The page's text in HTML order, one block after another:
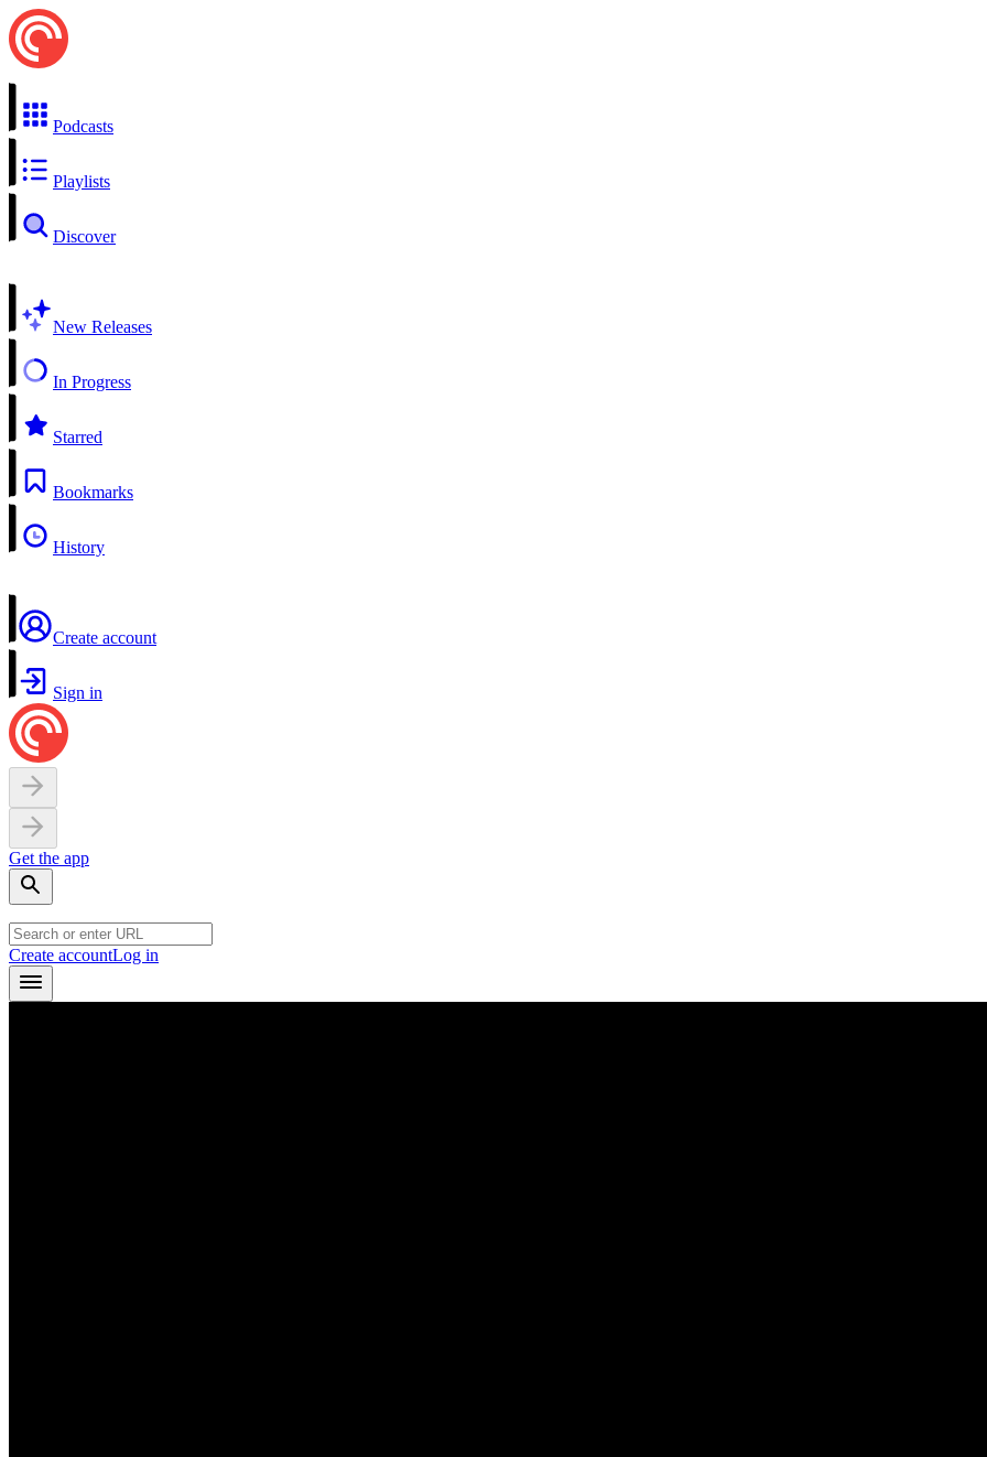
Podcasts
Playlists
Discover
New Releases
In Progress
Starred
Bookmarks
History
Create account
Sign in
Get the app
Create accountLog in